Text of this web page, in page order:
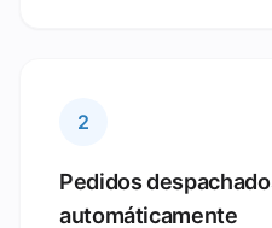
2
Pedidos
automáticamente